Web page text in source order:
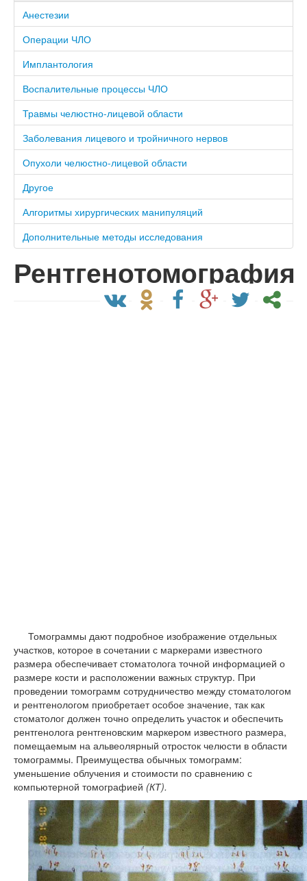
Анестезии
Операции ЧЛО
Имплантология
Воспалительные процессы ЧЛО
Травмы челюстно-лицевой области
Заболевания лицевого и тройничного нервов
Опухоли челюстно-лицевой области
Другое
Алгоритмы хирургических манипуляций
Дополнительные методы исследования
Рентгенотомография
Томограммы дают подробное изображение отдельных
участков, которое в сочетании с маркерами известного
размера обеспечивает стоматолога точной информацией о
размере кости и расположении важных структур. При
проведении томограмм сотрудничество между стоматологом
и рентгенологом приобретает особое значение, так как
стоматолог должен точно определить участок и обеспечить
рентгенолога рентгеновским маркером известного размера,
помещаемым на альвеолярный отросток челюсти в области
томограммы. Преимущества обычных томограмм:
уменьшение облучения и стоимости по сравнению с
компьютерной томографией (КТ).